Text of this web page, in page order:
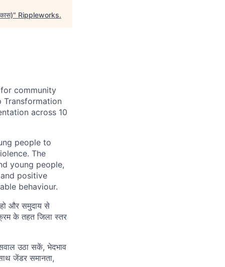
" Rippleworks.
community
across 10
people to
The
young people,
positive
behaviour.
हो और समुदाय से
के तहत जिला स्तर
उठा सकें, भेदभाव
जेंडर समानता,